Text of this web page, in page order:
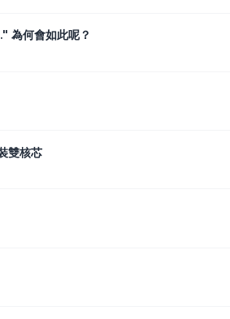
為何會如此呢？
雙核芯